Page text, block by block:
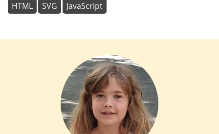
HTML SVG JavaScript